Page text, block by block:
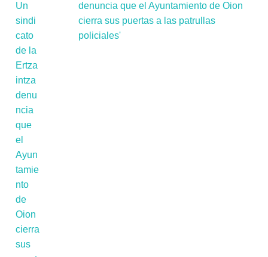
denuncia que el Ayuntamiento de Oion
cierra sus puertas a las patrullas
policiales'